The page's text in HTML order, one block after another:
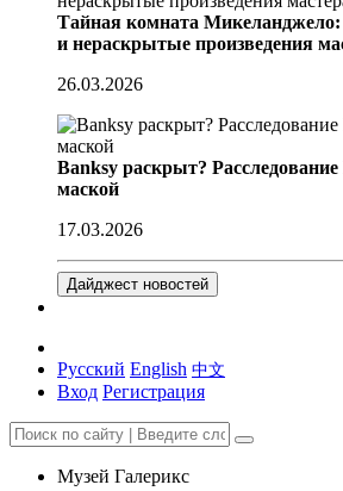
Тайная комната Микеланджело:
и нераскрытые произведения
26.03.2026
Banksy раскрыт? Расследование
маской
17.03.2026
Дайджест новостей
Русский English 中文
Вход Регистрация
Музей Галерикс